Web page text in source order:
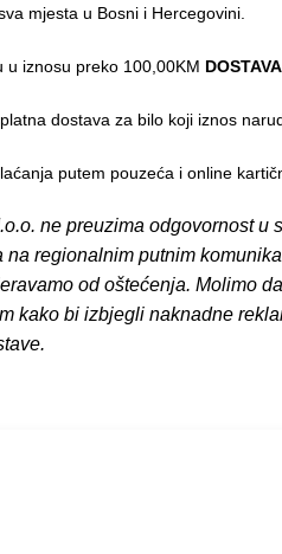
mjesta u Bosni i Hercegovini.
u iznosu preko 100,00KM
dostava za bilo koji iznos
putem pouzeća i online
ne preuzima odgovornost u
na regionalnim putnim
od oštećenja. Molimo
kako bi izbjegli naknadne